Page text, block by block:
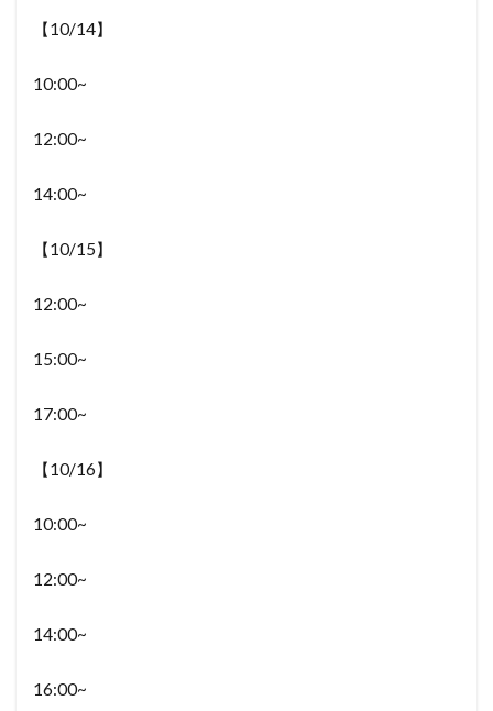
【10/14】
10:00~
12:00~
14:00~
【10/15】
12:00~
15:00~
17:00~
【10/16】
10:00~
12:00~
14:00~
16:00~